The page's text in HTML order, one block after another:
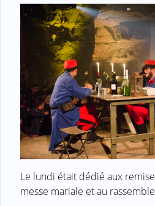
Le lundi était dédié aux
messe mariale et au